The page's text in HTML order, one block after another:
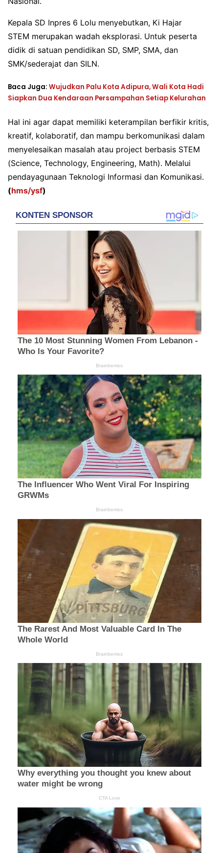
Kepala SD Inpres 6 Lolu menyebutkan, Ki Hajar
STEM merupakan wadah eksplorasi. Untuk peserta
didik di satuan pendidikan SD, SMP, SMA, dan
SMK/sederajat dan SILN.
Baca Juga: Wujudkan Palu Kota Adipura, Wali Kota Hadi
Siapkan Dua Kendaraan Persampahan Setiap Kelurahan
Hal ini agar dapat memiliki keterampilan berfikir kritis,
kreatif, kolaboratif, dan mampu berkomunikasi dalam
menyelesaikan masalah atau project berbasis STEM
(Science, Technology, Engineering, Math). Melalui
pendayagunaan Teknologi Informasi dan Komunikasi.
(hms/ysf)